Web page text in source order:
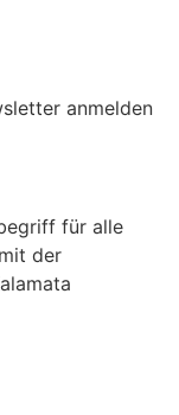
anmelden
für alle
der